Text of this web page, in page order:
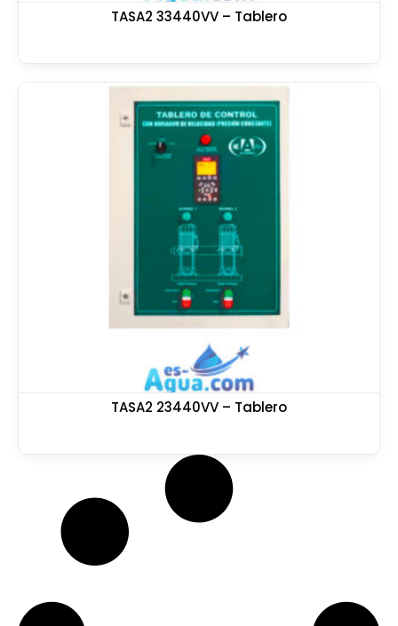
TASA2 33440VV – Tablero
TASA2 23440VV – Tablero